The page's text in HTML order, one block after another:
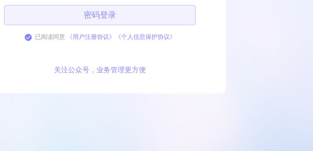
密码登录
已阅读同意 《用户注册协议》 《个人信息保护协议》
关注公众号，业务管理更方便